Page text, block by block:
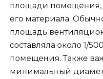
площади помещения,
его материала.
площадь
составляла около 1/
помещения. Также
минимальный